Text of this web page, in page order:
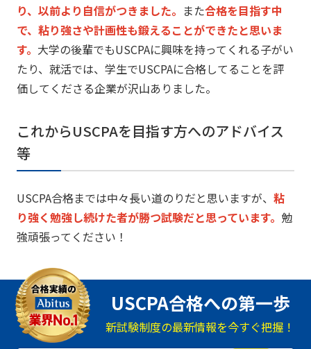
り、 以前より自信がつきました。 また合格を目指す中
で、 粘り強さや計画性も鍛えることができたと思いま
す。 大学の後輩でもUSCPAに興味を持ってくれる子がい
たり、 就活では、 学生でUSCPAに合格してることを評
価してくださる企業が沢山ありました。
これからUSCPAを目指す方へのアドバイス
等
USCPA合格までは中々長い道のりだと思いますが、 粘
り強く勉強し続けた者が勝つ試験だと思っています。 勉
強頑張ってください！
USCPA合格への第一歩
新試験制度の最新情報を今すぐ把握！